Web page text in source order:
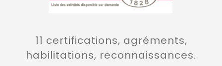
11 certifications, agréments,
habilitations, reconnaissances.